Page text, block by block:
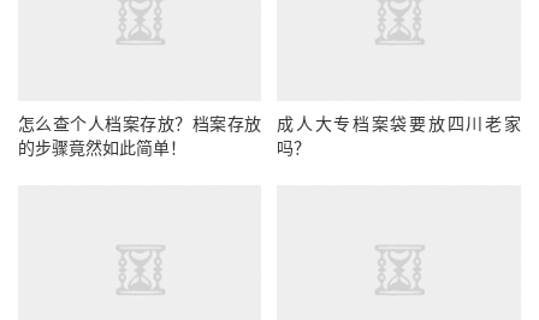
怎么查个人档案存放？档案存放
的步骤竟然如此简单！
成人大专档案袋要放四川老家
吗？